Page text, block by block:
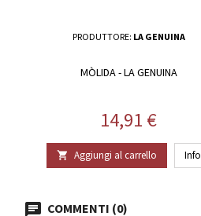
PRODUTTORE: LA GENUINA
MÒLIDA - LA GENUINA
Prezzo
14,91 €
 Aggiungi al carrello Info
COMMENTI (0)